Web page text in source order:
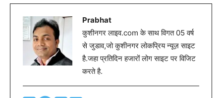
Prabhat
कुशीनगर लाइव.com के साथ विगत 05 वर्ष
से जुडाव,जो कुशीनगर लोकप्रिय न्यूज़ साइट
है.जहा प्रतिदिन हजारों लोग साइट पर विजिट
करते है.